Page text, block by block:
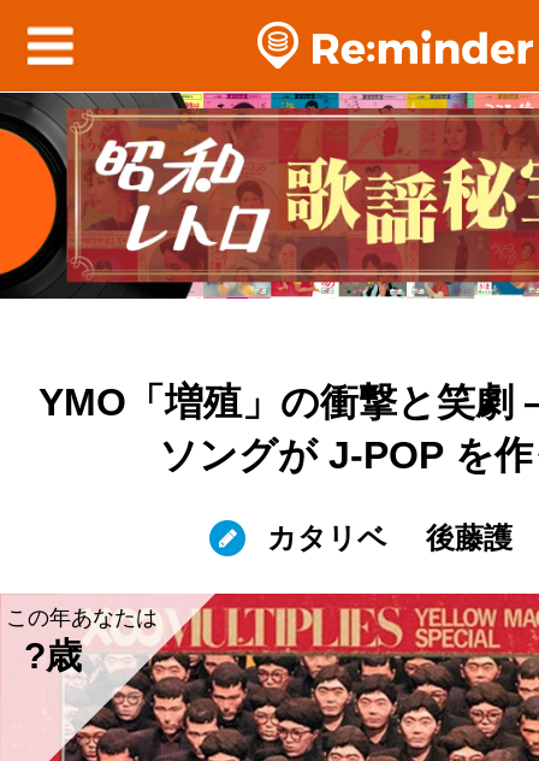
YMO「増殖」の衝撃と笑
ソングが J-POP を
カタリベ 後藤護
この年あなたは
?歳